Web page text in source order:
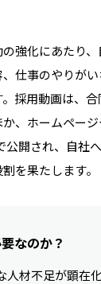
強化にあたり
仕事のやりが
採用動画は、
、ホームページ
開され、自社
を果たします。
なのか？
人材不足が顕在